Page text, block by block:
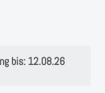
bis: 12.08.26